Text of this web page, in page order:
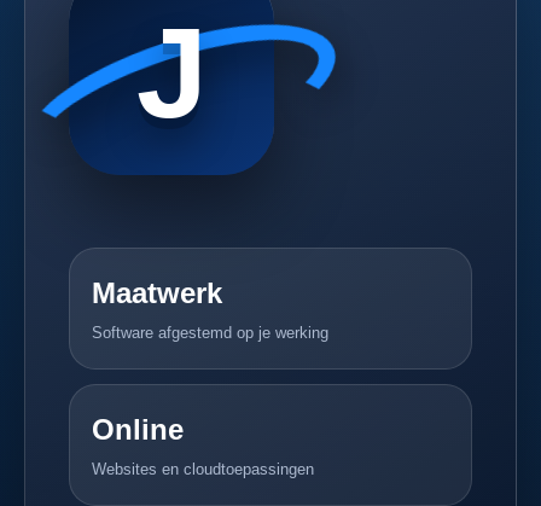
J
Maatwerk
Software afgestemd op je werking
Online
Websites en cloudtoepassingen